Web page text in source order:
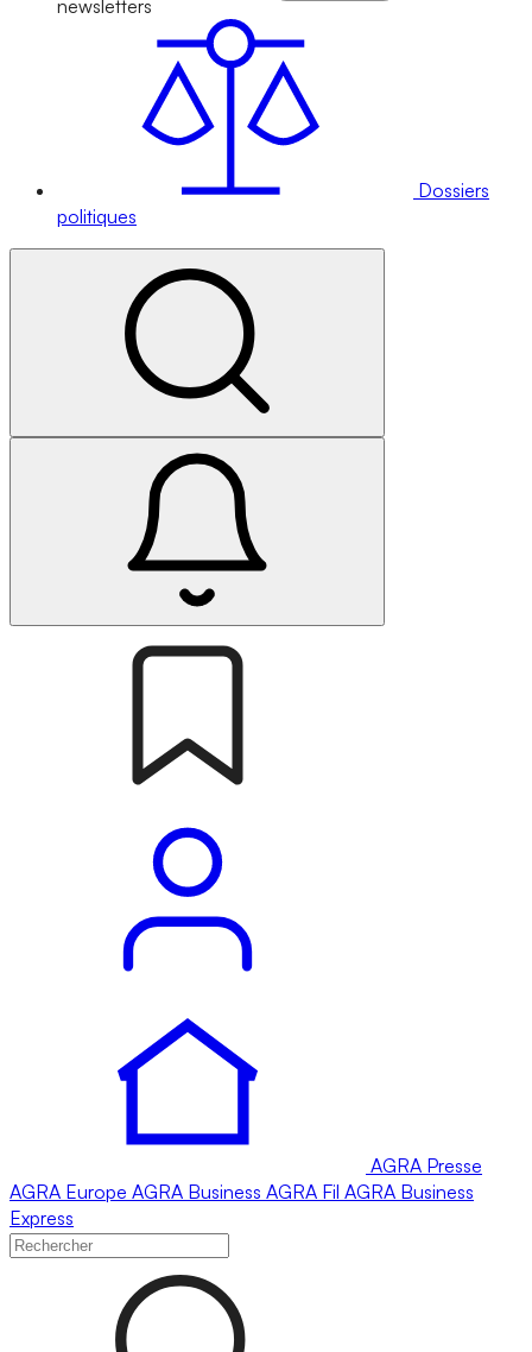
newsletters
Dossiers
politiques
AGRA Presse
AGRA Europe AGRA Business AGRA Fil AGRA Business
Express